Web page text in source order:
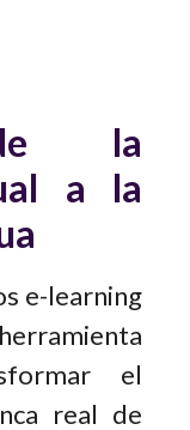
de la
a la
e-learning
el
real de